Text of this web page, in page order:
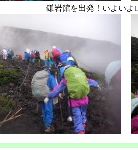
鎌岩館を出発！いよいよ